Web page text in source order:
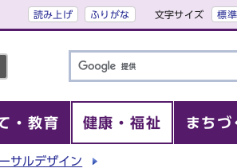
読み上げ ふりがな 文字サイズ 標準
・教育 健康・福祉 まちづ
サルデザイン